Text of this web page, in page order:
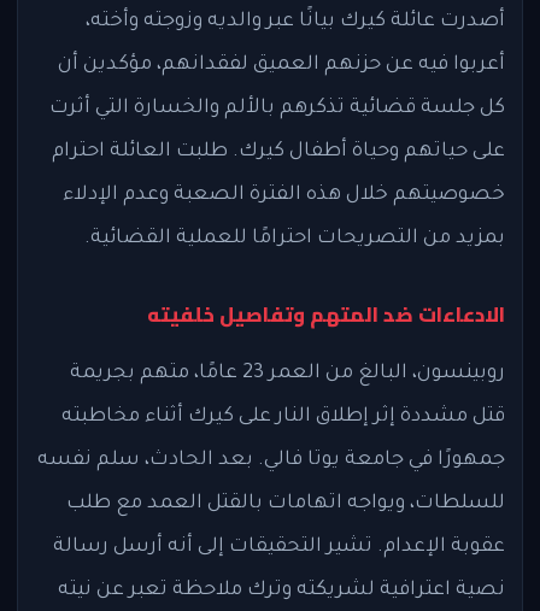
أصدرت عائلة كيرك بيانًا عبر والديه وزوجته وأخته،
أعربوا فيه عن حزنهم العميق لفقدانهم، مؤكدين أن
كل جلسة قضائية تذكرهم بالألم والخسارة التي أثرت
على حياتهم وحياة أطفال كيرك. طلبت العائلة احترام
خصوصيتهم خلال هذه الفترة الصعبة وعدم الإدلاء
بمزيد من التصريحات احترامًا للعملية القضائية.
الادعاءات ضد المتهم وتفاصيل خلفيته
روبينسون، البالغ من العمر 23 عامًا، متهم بجريمة
قتل مشددة إثر إطلاق النار على كيرك أثناء مخاطبته
جمهورًا في جامعة يوتا فالي. بعد الحادث، سلم نفسه
للسلطات، ويواجه اتهامات بالقتل العمد مع طلب
عقوبة الإعدام. تشير التحقيقات إلى أنه أرسل رسالة
نصية اعترافية لشريكته وترك ملاحظة تعبر عن نيته